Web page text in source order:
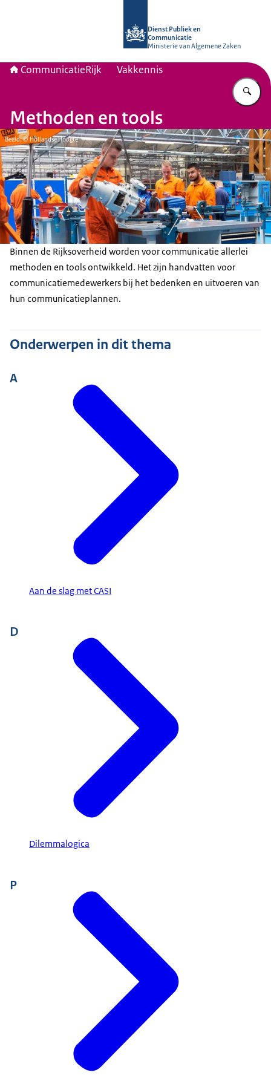
Dienst Publiek en
Communicatie
Ministerie van Algemene Zaken
CommunicatieRijk Vakkennis
Methoden en tools
Beeld: © Hollandse Hoogte
Binnen de Rijksoverheid worden voor communicatie allerlei
methoden en tools ontwikkeld. Het zijn handvatten voor
communicatiemedewerkers bij het bedenken en uitvoeren van
hun communicatieplannen.
Onderwerpen in dit thema
A
Aan de slag met CASI
D
Dilemmalogica
P